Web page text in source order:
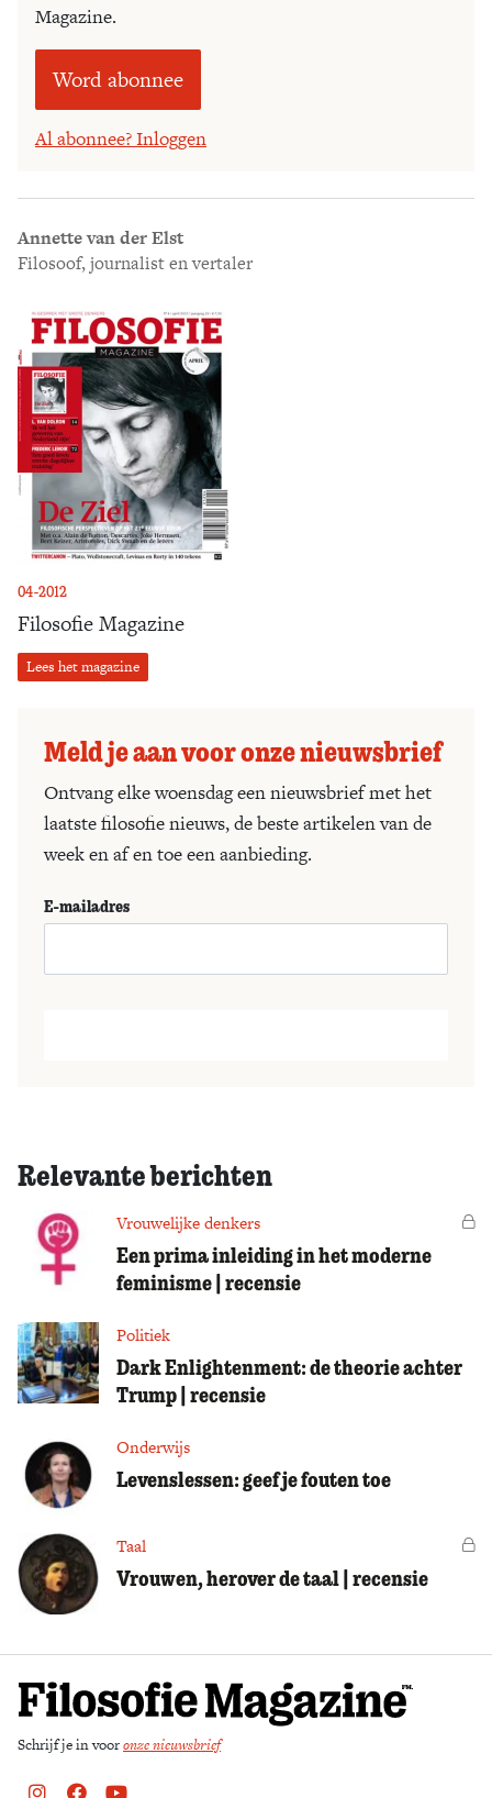
04-2012
Filosofie Magazine
Lees het magazine
Magazine.
Word abonnee
Al abonnee? Inloggen
Annette van der Elst
Filosoof, journalist en vertaler
Meld je aan voor onze nieuwsbrief
Ontvang elke woensdag een nieuwsbrief met het
laatste filosofie nieuws, de beste artikelen van de
week en af en toe een aanbieding.
E-mailadres
Relevante berichten
Vrouwelijke denkers
Een prima inleiding in het moderne
feminisme | recensie
Politiek
Dark Enlightenment: de theorie achter
Trump | recensie
Onderwijs
Levenslessen: geef je fouten toe
Taal
Vrouwen, herover de taal | recensie
Schrijf je in vooronze nieuwsbrief